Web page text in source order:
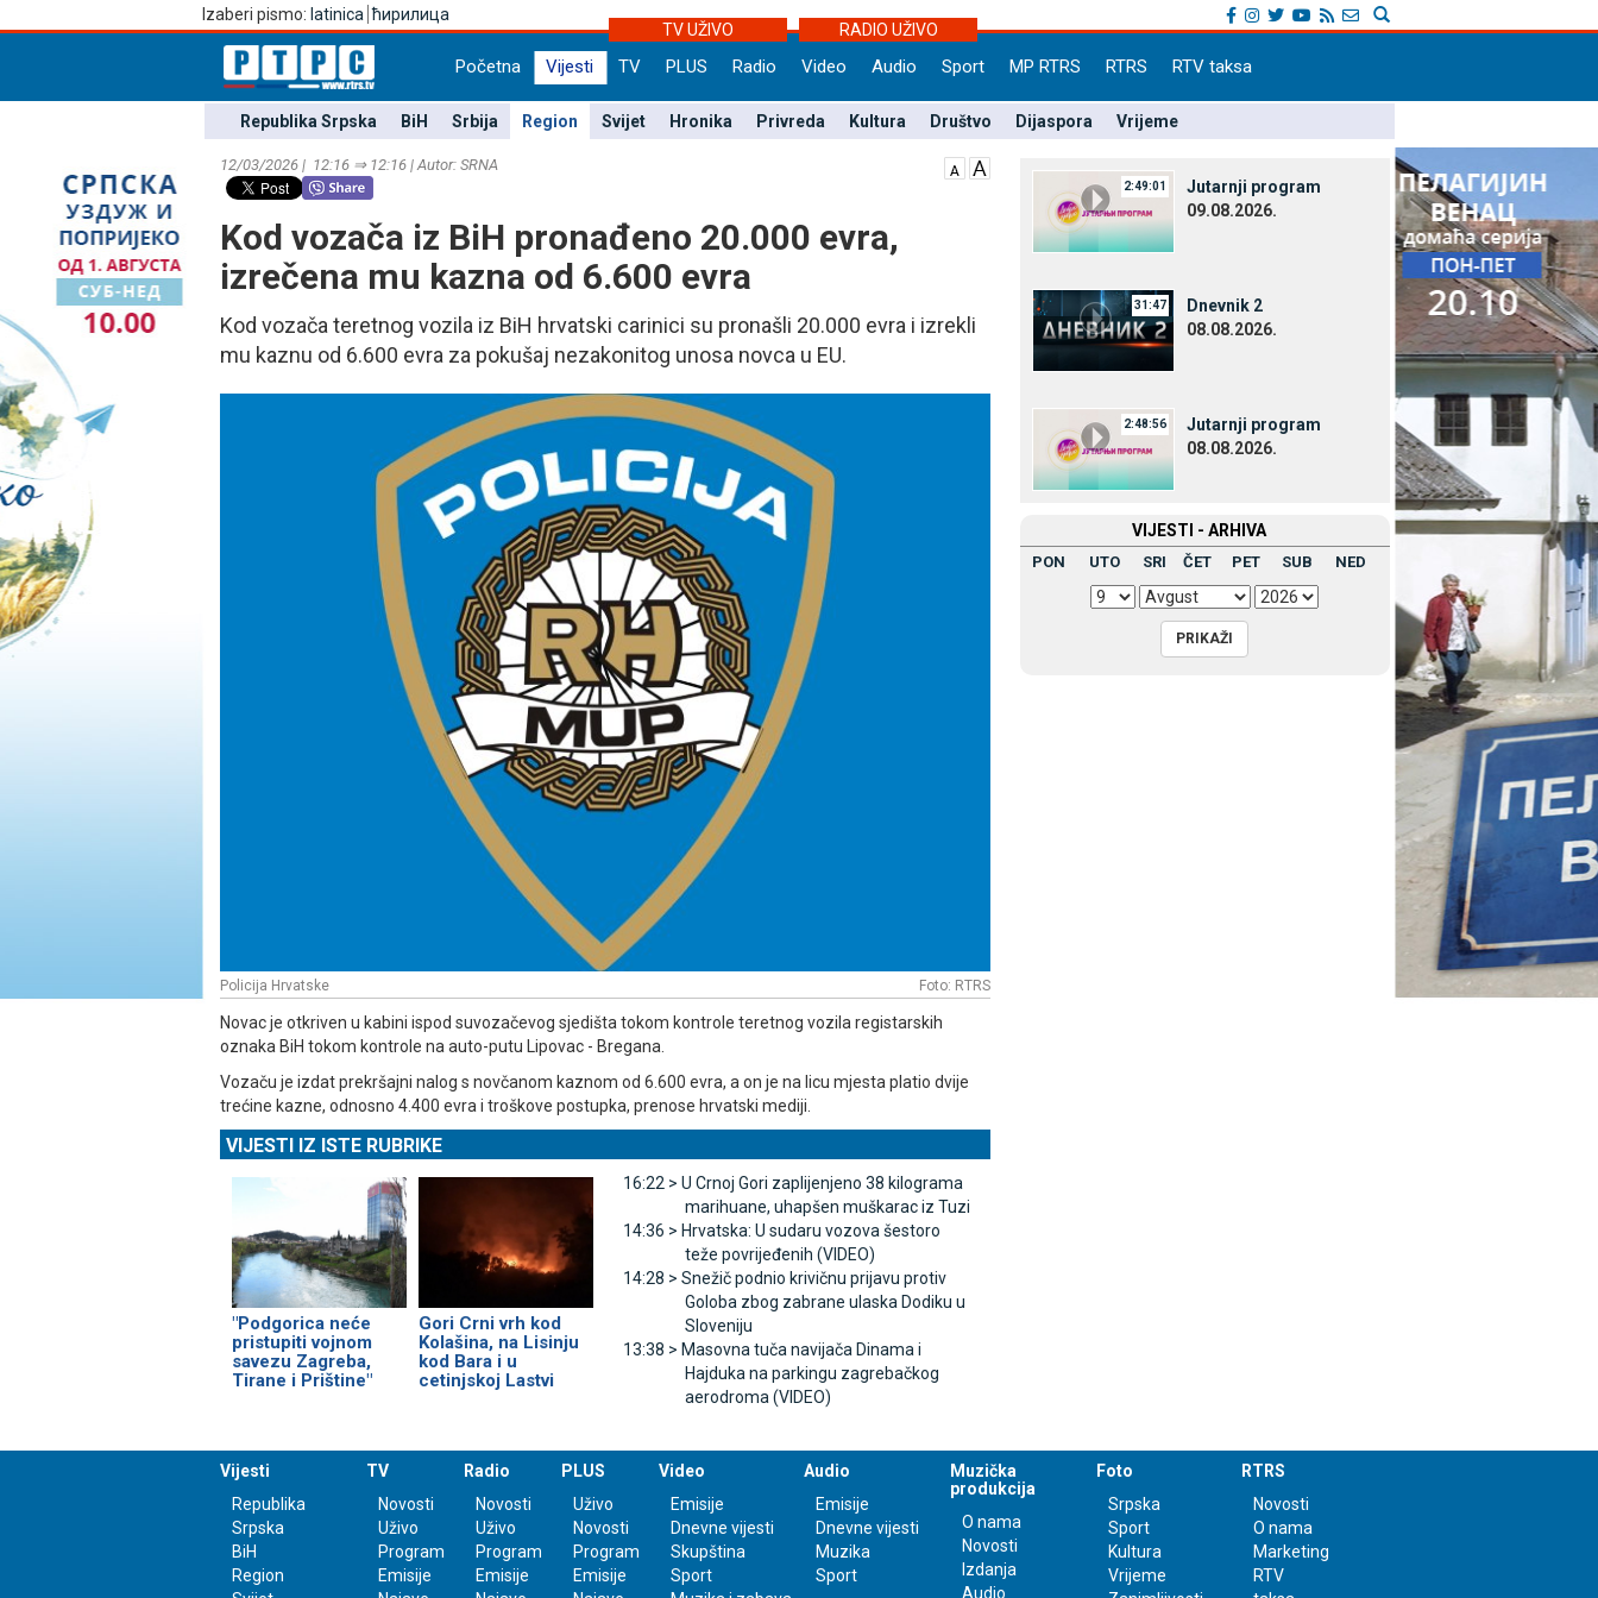
Izaberi pismo: latinica ћирилица
TV UŽIVO
RADIO UŽIVO
Početna Vijesti TV PLUS Radio Video Audio Sport MP RTRS RTRS RTV taksa
Republika Srpska BiH Srbija Region Svijet Hronika Privreda Kultura Društvo Dijaspora Vrijeme
12/03/2026 | 12:16 ⇒ 12:16 | Autor: SRNA
Kod vozača iz BiH pronađeno 20.000 evra,
izrečena mu kazna od 6.600 evra
Kod vozača teretnog vozila iz BiH hrvatski carinici su pronašli 20.000 evra i izrekli
mu kaznu od 6.600 evra za pokušaj nezakonitog unosa novca u EU.
Policija Hrvatske Foto: RTRS
Novac je otkriven u kabini ispod suvozačevog sjedišta tokom kontrole teretnog vozila registarskih
oznaka BiH tokom kontrole na auto-putu Lipovac - Bregana.
Vozaču je izdat prekršajni nalog s novčanom kaznom od 6.600 evra, a on je na licu mjesta platio dvije
trećine kazne, odnosno 4.400 evra i troškove postupka, prenose hrvatski mediji.
VIJESTI IZ ISTE RUBRIKE
"Podgorica neće
pristupiti vojnom
savezu Zagreba,
Tirane i Prištine"
Gori Crni vrh kod
Kolašina, na Lisinju
kod Bara i u
cetinjskoj Lastvi
16:22 > U Crnoj Gori zaplijenjeno 38 kilograma
marihuane, uhapšen muškarac iz Tuzi
14:36 > Hrvatska: U sudaru vozova šestoro
teže povrijeđenih (VIDEO)
14:28 > Snežič podnio krivičnu prijavu protiv
Goloba zbog zabrane ulaska Dodiku u
Sloveniju
13:38 > Masovna tuča navijača Dinama i
Hajduka na parkingu zagrebačkog
aerodroma (VIDEO)
2:49:01
Јutarnji program
09.08.2026.
31:47
Dnevnik 2
08.08.2026.
2:48:56
Јutarnji program
08.08.2026.
VIЈESTI - ARHIVA
PON UTO SRI ČET PET SUB NED
Vijesti
Republika
Srpska
BiH
Region
TV
Novosti
Uživo
Program
Emisije
Radio
Novosti
Uživo
Program
Emisije
PLUS
Uživo
Novosti
Program
Emisije
Video
Emisije
Dnevne vijesti
Skupština
Sport
Audio
Emisije
Dnevne vijesti
Muzika
Sport
Muzička
produkcija
O nama
Novosti
Izdanja
Audio
Foto
Srpska
Sport
Kultura
Vrijeme
RTRS
Novosti
O nama
Marketing
RTV